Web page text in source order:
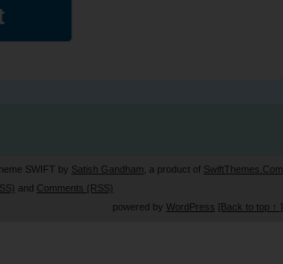
SWIFT by Satish Gandham , a product of SwiftThemes.Com
and Comments (RSS)
powered by WordPress [Back to top ↑ ]